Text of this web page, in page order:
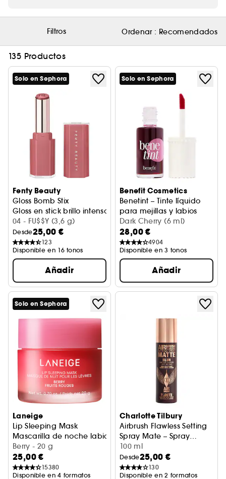
Filtros Ordenar : Recomendados
135 Productos
Solo en Sephora
Fenty Beauty
Gloss Bomb Stix
Gloss en stick brillo intenso
04 - FU$$Y (3,6 g)
Desde25,00 €
123
Disponible en 16 tonos
Añadir
Solo en Sephora
Benefit Cosmetics
Benetint – Tinte líquido
para mejillas y labios
Dark Cherry (6 ml)
28,00 €
4904
Disponible en 3 tonos
Añadir
Solo en Sephora
Laneige
Lip Sleeping Mask
Mascarilla de noche labios
Berry - 20 g
25,00 €
15380
Disponible en 4 formatos
Charlotte Tilbury
Airbrush Flawless Setting
Spray Mate – Spray
fijador matificante
100 ml
Desde25,00 €
130
Disponible en 2 formatos